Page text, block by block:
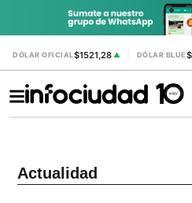
DÓLAR OFICIAL$1521,28 ▲ DÓLAR BLUE
Actualidad